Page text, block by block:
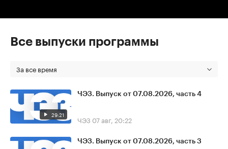
Все выпуски программы
За все время
29:21
ЧЭЗ. Выпуск от 07.08.2026, часть 4
ЧЭЗ 07 авг, 20:22
ЧЭЗ. Выпуск от 07.08.2026, часть 3